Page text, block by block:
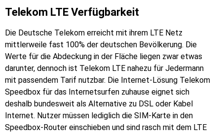
Telekom LTE Verfügbarkeit
Die Deutsche Telekom erreicht mit ihrem LTE Netz
mittlerweile fast 100% der deutschen Bevölkerung. Die
Werte für die Abdeckung in der Fläche liegen zwar etwas
darunter, dennoch ist Telekom LTE nahezu für Jedermann
mit passendem Tarif nutzbar. Die Internet-Lösung Telekom
Speedbox für das Internetsurfen zuhause eignet sich
deshalb bundesweit als Alternative zu DSL oder Kabel
Internet. Nutzer müssen lediglich die SIM-Karte in den
Speedbox-Router einschieben und sind rasch mit dem LTE